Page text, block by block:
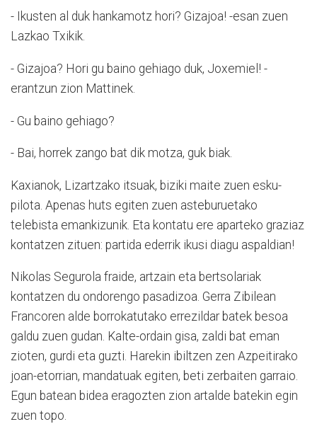
- Ikusten al duk hankamotz hori? Gizajoa! -esan zuen
Lazkao Txikik.
- Gizajoa? Hori gu baino gehiago duk, Joxemiel! -
erantzun zion Mattinek.
- Gu baino gehiago?
- Bai, horrek zango bat dik motza, guk biak.
Kaxianok, Lizartzako itsuak, biziki maite zuen esku-
pilota. Apenas huts egiten zuen asteburuetako
telebista emankizunik. Eta kontatu ere aparteko graziaz
kontatzen zituen: partida ederrik ikusi diagu aspaldian!
Nikolas Segurola fraide, artzain eta bertsolariak
kontatzen du ondorengo pasadizoa. Gerra Zibilean
Francoren alde borrokatutako errezildar batek besoa
galdu zuen gudan. Kalte-ordain gisa, zaldi bat eman
zioten, gurdi eta guzti. Harekin ibiltzen zen Azpeitirako
joan-etorrian, mandatuak egiten, beti zerbaiten garraio.
Egun batean bidea eragozten zion artalde batekin egin
zuen topo.